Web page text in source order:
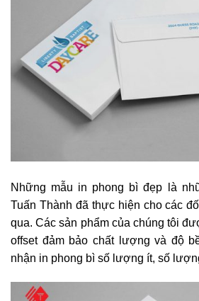
Những mẫu in phong bì đẹp là
Tuấn Thành đã thực hiện cho các
qua. Các sản phẩm của chúng tôi
offset đảm bảo chất lượng và độ
nhận in phong bì số lượng ít, số